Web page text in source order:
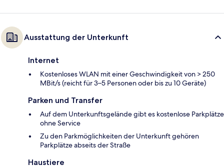
Ausstattung der Unterkunft
Internet
Kostenloses WLAN mit einer Geschwindigkeit von > 250
MBit/s (reicht für 3–5 Personen oder bis zu 10 Geräte)
Parken und Transfer
Auf dem Unterkunftsgelände gibt es kostenlose Parkplätze
ohne Service
Zu den Parkmöglichkeiten der Unterkunft gehören
Parkplätze abseits der Straße
Haustiere